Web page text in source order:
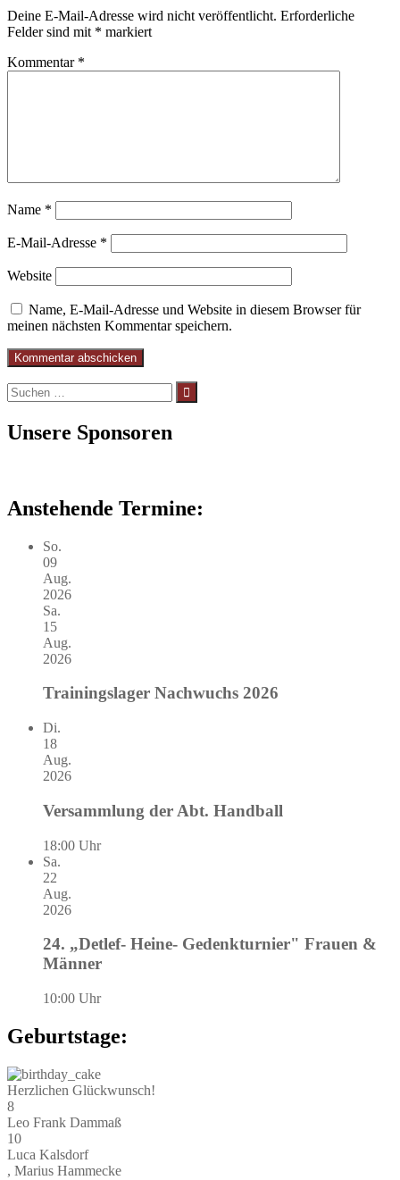
Deine E-Mail-Adresse wird nicht veröffentlicht. Erforderliche
Felder sind mit * markiert
Kommentar *
Name *
E-Mail-Adresse *
Website
Name, E-Mail-Adresse und Website in diesem Browser für
meinen nächsten Kommentar speichern.
Suchen
nach:
Unsere Sponsoren
Anstehende Termine:
So.
09
Aug.
2026
Sa.
15
Aug.
2026
Trainingslager Nachwuchs 2026
Di.
18
Aug.
2026
Versammlung der Abt. Handball
18:00 Uhr
Sa.
22
Aug.
2026
24. „Detlef- Heine- Gedenkturnier" Frauen &
Männer
10:00 Uhr
Geburtstage:
Herzlichen Glückwunsch!
8
Leo Frank Dammaß
10
Luca Kalsdorf
, Marius Hammecke